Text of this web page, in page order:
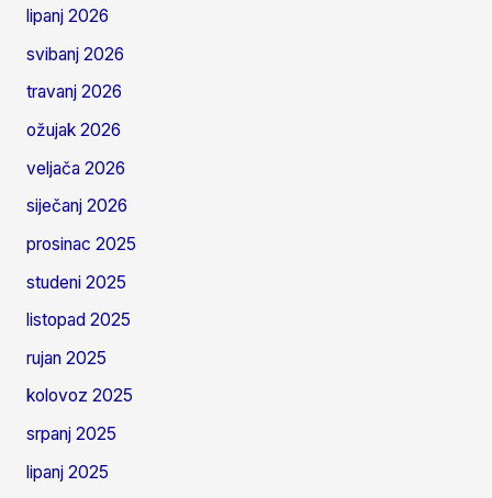
lipanj 2026
svibanj 2026
travanj 2026
ožujak 2026
veljača 2026
siječanj 2026
prosinac 2025
studeni 2025
listopad 2025
rujan 2025
kolovoz 2025
srpanj 2025
lipanj 2025